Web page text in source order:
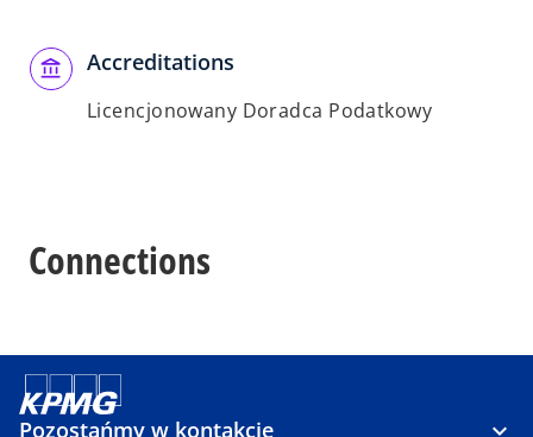
Accreditations
Licencjonowany Doradca Podatkowy
Connections
Pozostańmy w kontakcie